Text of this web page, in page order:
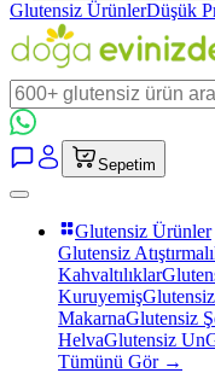
Glutensiz ÜrünlerDüşük
Sepetim
Glutensiz Ürünler
Glutensiz
Kahvaltılıklar
Kuruyemiş
MakarnaGlutensiz
HelvaGlutensiz Un
Tümünü Gör →